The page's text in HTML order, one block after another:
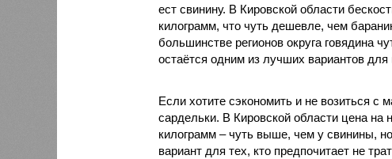
ест свинину. В Кировской области
килограмм, что чуть дешевле, чем
большинстве регионов округа говядина
остаётся одним из лучших вариантов
Если хотите сэкономить и не возиться с
сардельки. В Кировской области цена на
килограмм – чуть выше, чем у свинины,
вариант для тех, кто предпочитает не